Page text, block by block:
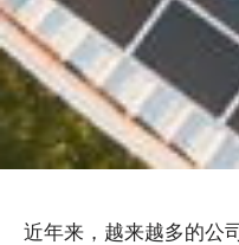
近年来，越来越多的公